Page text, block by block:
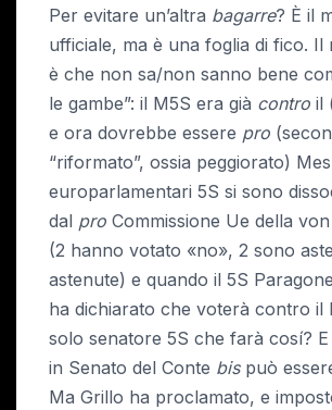
Per evitare un’altra bagarre? È il
ufficiale, ma è una foglia di fico. Il
è che non sa/non sanno bene
le gambe”: il M5S era già contro il
e ora dovrebbe essere pro
“riformato”, ossia peggiorato)
europarlamentari 5S si sono
dal pro Commissione Ue della
(2 hanno votato «no», 2 sono
astenute) e quando il 5S
ha dichiarato che voterà contro il
solo senatore 5S che farà cosí? E
in Senato del Conte bispuò
Ma Grillo ha proclamato, e